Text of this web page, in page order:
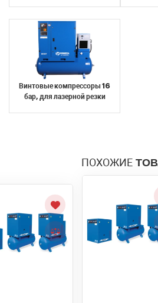
Винтовые компрессоры 16
бар, для лазерной резки
ПОХОЖИЕ